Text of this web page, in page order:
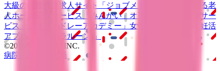
大級の
医療介護求人サイト 「ジョブメドレー」 納得できる老
人ホーム紹介サービス
「みんかい」 オンライン
動画研修サー
ビス
「ジョブメドレーアカデミー」 女性向け
生理予測・妊活
アプリ
「Lalune(ラルーン)」
©2016 MEDLEY, INC.
病院・診療所
薬局